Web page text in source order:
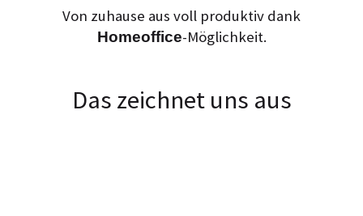
Von zuhause aus voll produktiv dank
Homeoffice-Möglichkeit.
Das zeichnet uns aus